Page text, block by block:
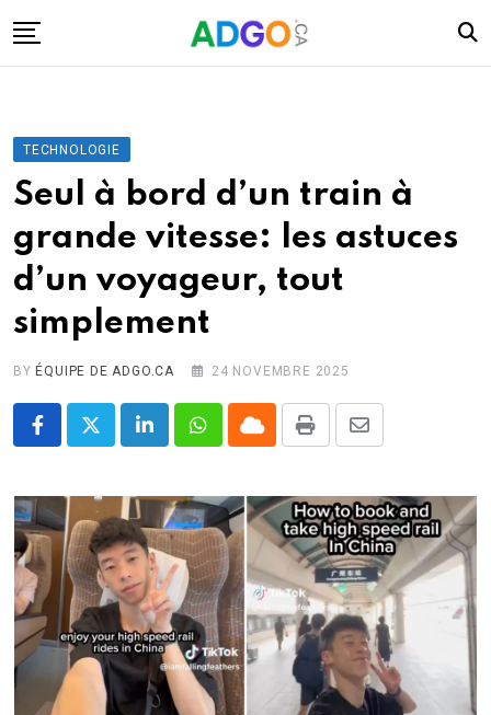
to
Santé
Énergie
Robots
Tech.
Militaire
Sciences
Culture
TECHNOLOGIE
Seul à bord d’un train à
grande vitesse: les astuces
d’un voyageur, tout
simplement
BYÉQUIPE DE ADGO.CA 24 NOVEMBRE 2025
LinkedInWhatsappCloudPrint
Share
Email